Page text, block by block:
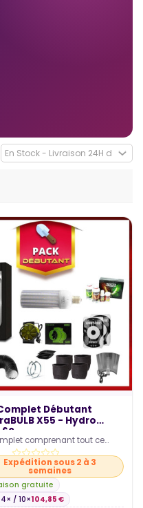
Débutant
X55 - Hydro
-...
comprenant tout ce
avez besoin pour démarrer
culture…
Expédition sous 2 à 3
semaines
gratuite
/ 10×104,85 €